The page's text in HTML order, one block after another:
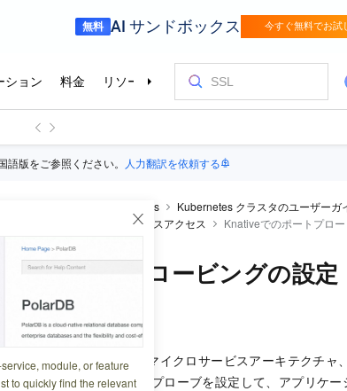
版をご参照ください。 人力翻訳を依頼する
module, or feature
to quickly find the relevant
Container Service for Kubernetes Kubernetes クラスタのユーザーガ
を管理する
Knativeサービスアクセス Knativeでのポートプロ
のポートプロービングの設定
ィブアプリケーション、マイクロサービスアーキテクチャ
プローブとreadinessプローブを設定して、アプリケ